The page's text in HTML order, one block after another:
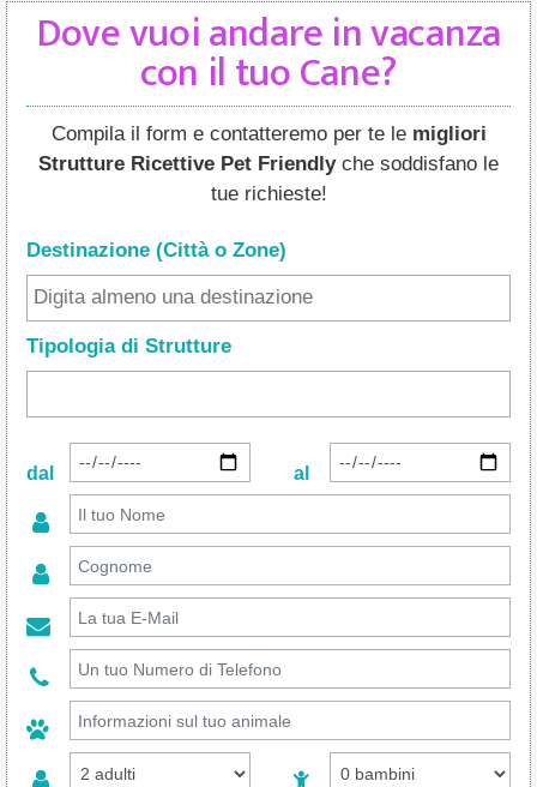
Dove vuoi andare in vacanza
con il tuo Cane?
Compila il form e contatteremo per te le migliori
Strutture Ricettive Pet Friendlyche soddisfano le
tue richieste!
Destinazione (Città o Zone)
Tipologia di Strutture
dal al